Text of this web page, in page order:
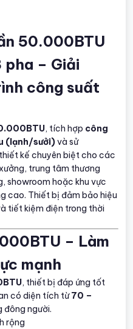
50.000BTU
pha – Giải
công suất
, tích hợp công
(lạnh/sưởi)và sử
kế chuyên biệt cho các
trung tâm thương
showroom hoặc khu vực
cao. Thiết bị đảm bảo hiệu
tiết kiệm điện trong thời
– Làm
mạnh
, thiết bị đáp ứng tốt
có diện tích từ70 –
đông người.
rộng